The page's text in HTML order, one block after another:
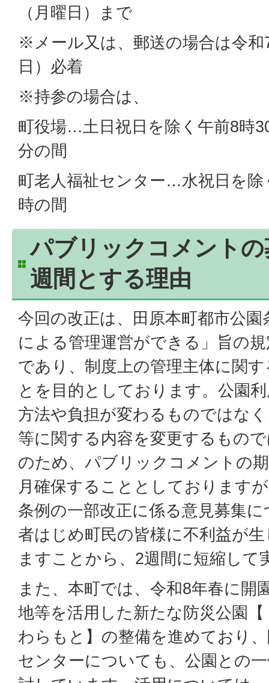
（月曜日）まで
※メール又は、郵送の場合は令和
日）必着
※持参の場合は、
町役場…土日祝日を除く午前8時
分の間
町老人福祉センター…水祝日を除
時の間
パブリックコメント
週間とする理由
今回の改正は、田原本町都市公
による管理運営ができる」旨の
であり、制度上の管理主体に関
とを目的としております。公園
方法や負担が変わるものではな
等に関する内容を変更するもの
のため、パブリックコメントの
月確保することとしております
条例の一部改正に係る意見募集
者はじめ町民の皆様に不利益が
ますことから、2週間に短縮して
また、本町では、令和8年春に開
地等を活用した新たな防災公園
わらもと】の整備を進めており
センターについても、公園との